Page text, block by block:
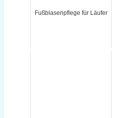
Fußblasenpflege für Läufer